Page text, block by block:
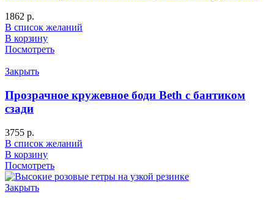
1862 р.
В список желаний
В корзину
Посмотреть
Закрыть
Прозрачное кружевное боди Beth с бантиком
сзади
3755 р.
В список желаний
В корзину
Посмотреть
Закрыть